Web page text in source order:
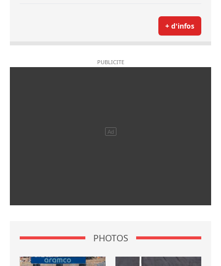
+ d'infos
PHOTOS